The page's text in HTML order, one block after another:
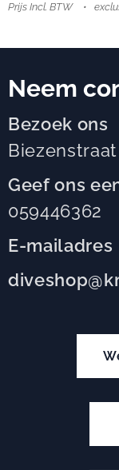
Prijs Incl. BTW
Neem
Bezoek ons
Geef ons
059446362
E-mailadres